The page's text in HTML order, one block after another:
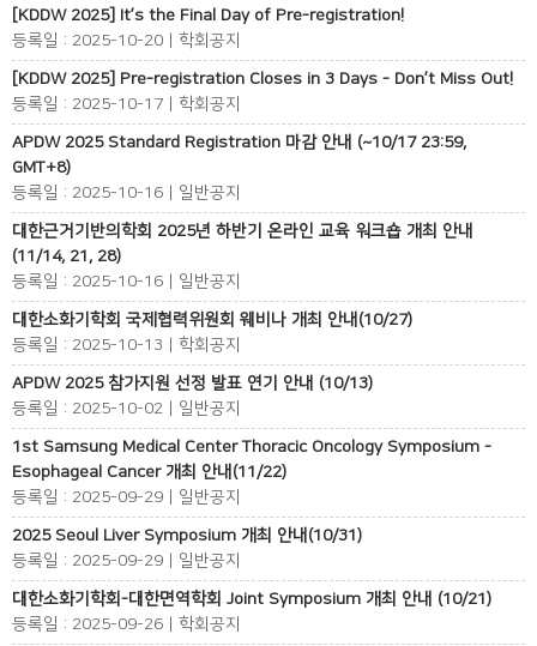
[KDDW 2025] It’s the Final Day of Pre-registration!
등록일 : 2025-10-20 | 학회공지
[KDDW 2025] Pre-registration Closes in 3 Days - Don’t Miss Out!
등록일 : 2025-10-17 | 학회공지
APDW 2025 Standard Registration 마감 안내 (~10/17 23:59,
GMT+8)
등록일 : 2025-10-16 | 일반공지
대한근거기반의학회 2025년 하반기 온라인 교육 워크숍 개최 안내
(11/14, 21, 28)
등록일 : 2025-10-16 | 일반공지
대한소화기학회 국제협력위원회 웨비나 개최 안내(10/27)
등록일 : 2025-10-13 | 학회공지
APDW 2025 참가지원 선정 발표 연기 안내 (10/13)
등록일 : 2025-10-02 | 일반공지
1st Samsung Medical Center Thoracic Oncology Symposium -
Esophageal Cancer 개최 안내(11/22)
등록일 : 2025-09-29 | 일반공지
2025 Seoul Liver Symposium 개최 안내(10/31)
등록일 : 2025-09-29 | 일반공지
대한소화기학회-대한면역학회 Joint Symposium 개최 안내 (10/21)
등록일 : 2025-09-26 | 학회공지